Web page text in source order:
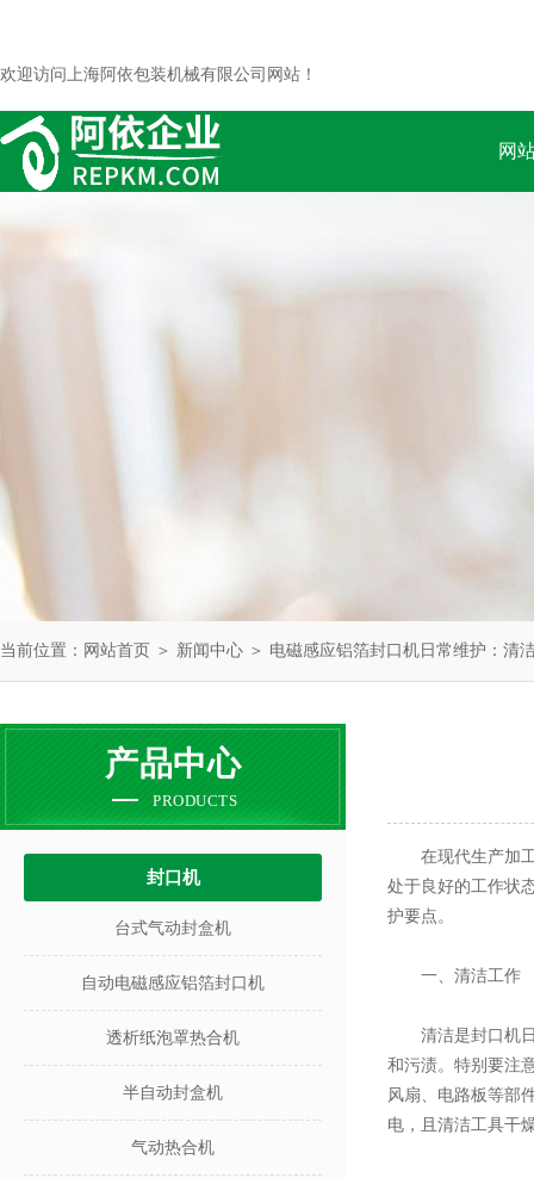
欢迎访问上海阿依包装机械有限公司网站！
网
当前位置： 网站首页 ＞ 新闻中心 ＞ 电磁感应铝箔封口机日常维护：清
产品中心
PRODUCTS
封口机
台式气动封盒机
自动电磁感应铝箔封口机
透析纸泡罩热合机
半自动封盒机
气动热合机
在现代生产加工
处于良好的工作状
护要点。
一、清洁工作
清洁是封口机日
和污渍。特别要注
风扇、电路板等部
电，且清洁工具干